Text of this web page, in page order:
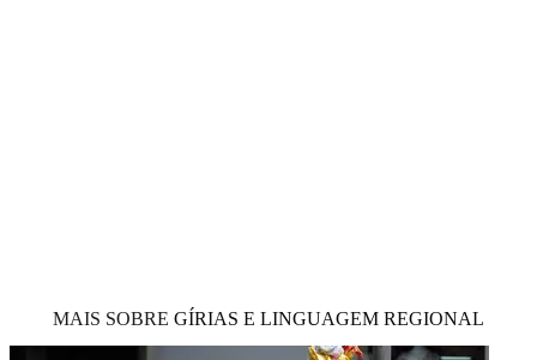
MAIS SOBRE GÍRIAS E LINGUAGEM REGIONAL